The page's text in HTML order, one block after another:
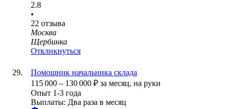
2.8
•
22 отзыва
Москва
Щербинка
Откликнуться
Помощник начальника склада
115 000 – 130 000 ₽ за месяц, на руки
Опыт 1-3 года
Выплаты: Два раза в месяц